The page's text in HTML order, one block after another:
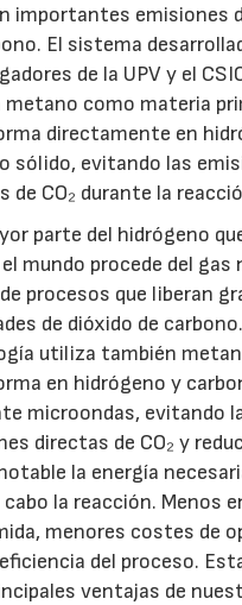
importantes emisiones
El sistema
de la UPV y el
metano como materia
directamente en
sólido, evitando las
de CO₂ durante la
parte del hidrógeno
mundo procede del gas
procesos que liberan
de dióxido de
utiliza también
en hidrógeno y
microondas, evitando
directas de CO₂ y
la energía
cabo la reacción. Menos
menores costes de
del proceso.
ventajas de